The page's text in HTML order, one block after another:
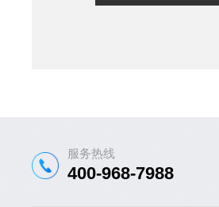
服务热线
400-968-7988